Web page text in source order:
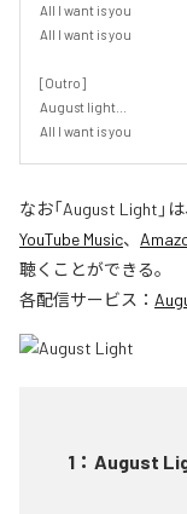
All I want is you
All I want is you
[Outro]
August light...
All I want is you
なお「August Light 」は
YouTube Music、
聴くことができる。
各配信サービス：
1 ： August